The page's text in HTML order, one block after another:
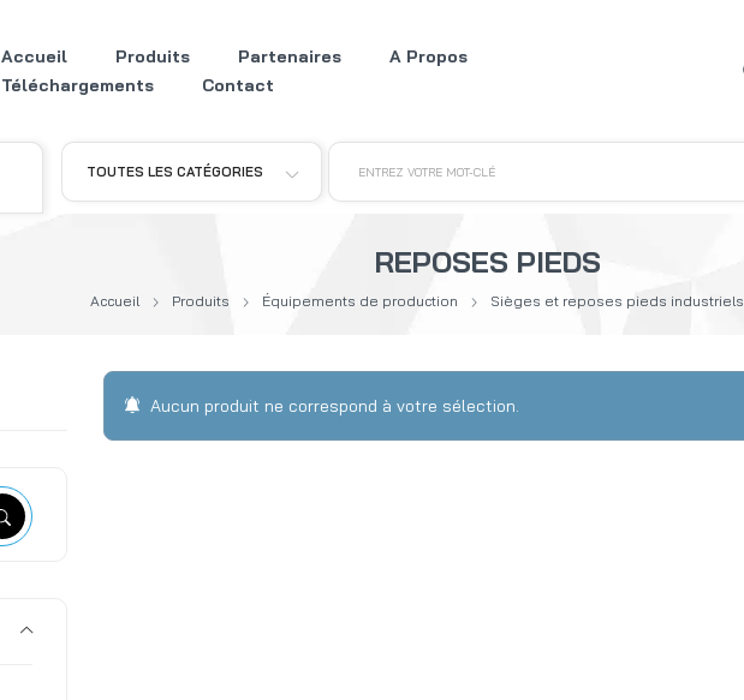
Accueil Produits Partenaires
A Propos
Téléchargements
Contact
TOUTES LES CATÉGORIES ENTREZ VOTRE MOT-CLÉ
REPOSES PIEDS
Accueil Produits Équipements de production Sièges et reposes pieds industriels
Aucun produit ne correspond à votre sélection.